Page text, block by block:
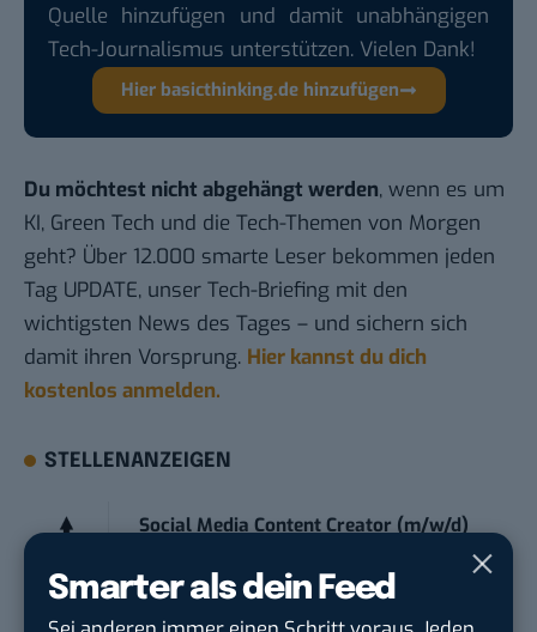
Smarter als dein Feed
Quelle hinzufügen und damit unabhängigen
Tech-Journalismus unterstützen. Vielen Dank!
Hier basicthinking.de hinzufügen
Du möchtest nicht abgehängt werden, wenn es um
KI, Green Tech und die Tech-Themen von Morgen
geht? Über 12.000 smarte Leser bekommen jeden
Tag UPDATE, unser Tech-Briefing mit den
wichtigsten News des Tages – und sichern sich
damit ihren Vorsprung. Hier kannst du dich
kostenlos anmelden.
STELLENANZEIGEN
Social Media Content Creator (m/w/d)
Anforderungs- und Projektmanager